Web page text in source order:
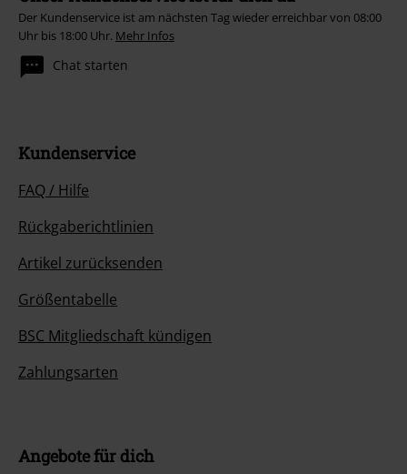
Der Kundenservice ist am nächsten Tag wieder erreichbar von 08:00
Uhr bis 18:00 Uhr. Mehr Infos
Chat starten
Kundenservice
FAQ / Hilfe
Rückgaberichtlinien
Artikel zurücksenden
Größentabelle
BSC Mitgliedschaft kündigen
Zahlungsarten
Angebote für dich